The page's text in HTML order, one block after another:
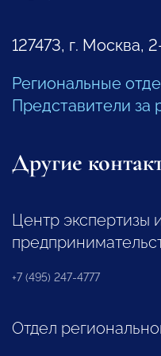
127473, г. Москва,
Региональные
Представители за
Другие
Центр экспертизы
+7 (495) 247-4777
Отдел